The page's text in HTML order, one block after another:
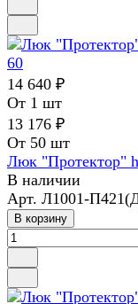
14 640 ₽
От 1 шт
13 176 ₽
От 50 шт
Люк "Протектор"
В наличии
Арт. Л1001-
В корзину